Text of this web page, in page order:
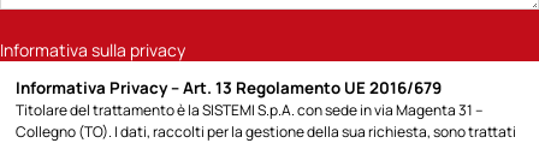
Informativa sulla privacy
Informativa Privacy – Art. 13 Regolamento UE 2016/679
Titolare del trattamento è la SISTEMI S.p.A. con sede in via Magenta 31 –
Collegno (TO). I dati, raccolti per la gestione della sua richiesta, sono trattati